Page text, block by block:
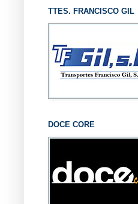
TTES. FRANCISCO GIL
DOCE CORE